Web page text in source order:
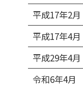
平成17年2月
平成17年4月
平成29年4月
令和6年4月